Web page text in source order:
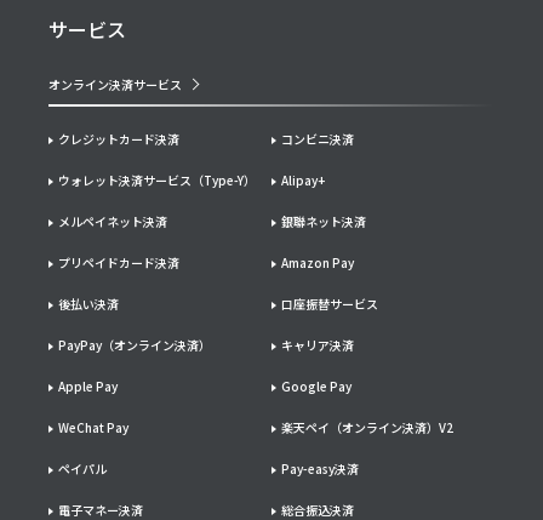
サービス
オンライン決済サービス
クレジットカード決済 コンビニ決済
後払い決済
ペイパル
メルペイネット決済 銀聯ネット決済
プリペイドカード決済 Amazon Pay
Apple Pay
口座振替サービス
PayPay（オンライン決済） キャリア決済
ウォレット決済サービス（Type-Y） Alipay+
WeChat Pay 楽天ペイ（オンライン決済）V2
Google Pay
Pay-easy決済
電子マネー決済 総合振込決済